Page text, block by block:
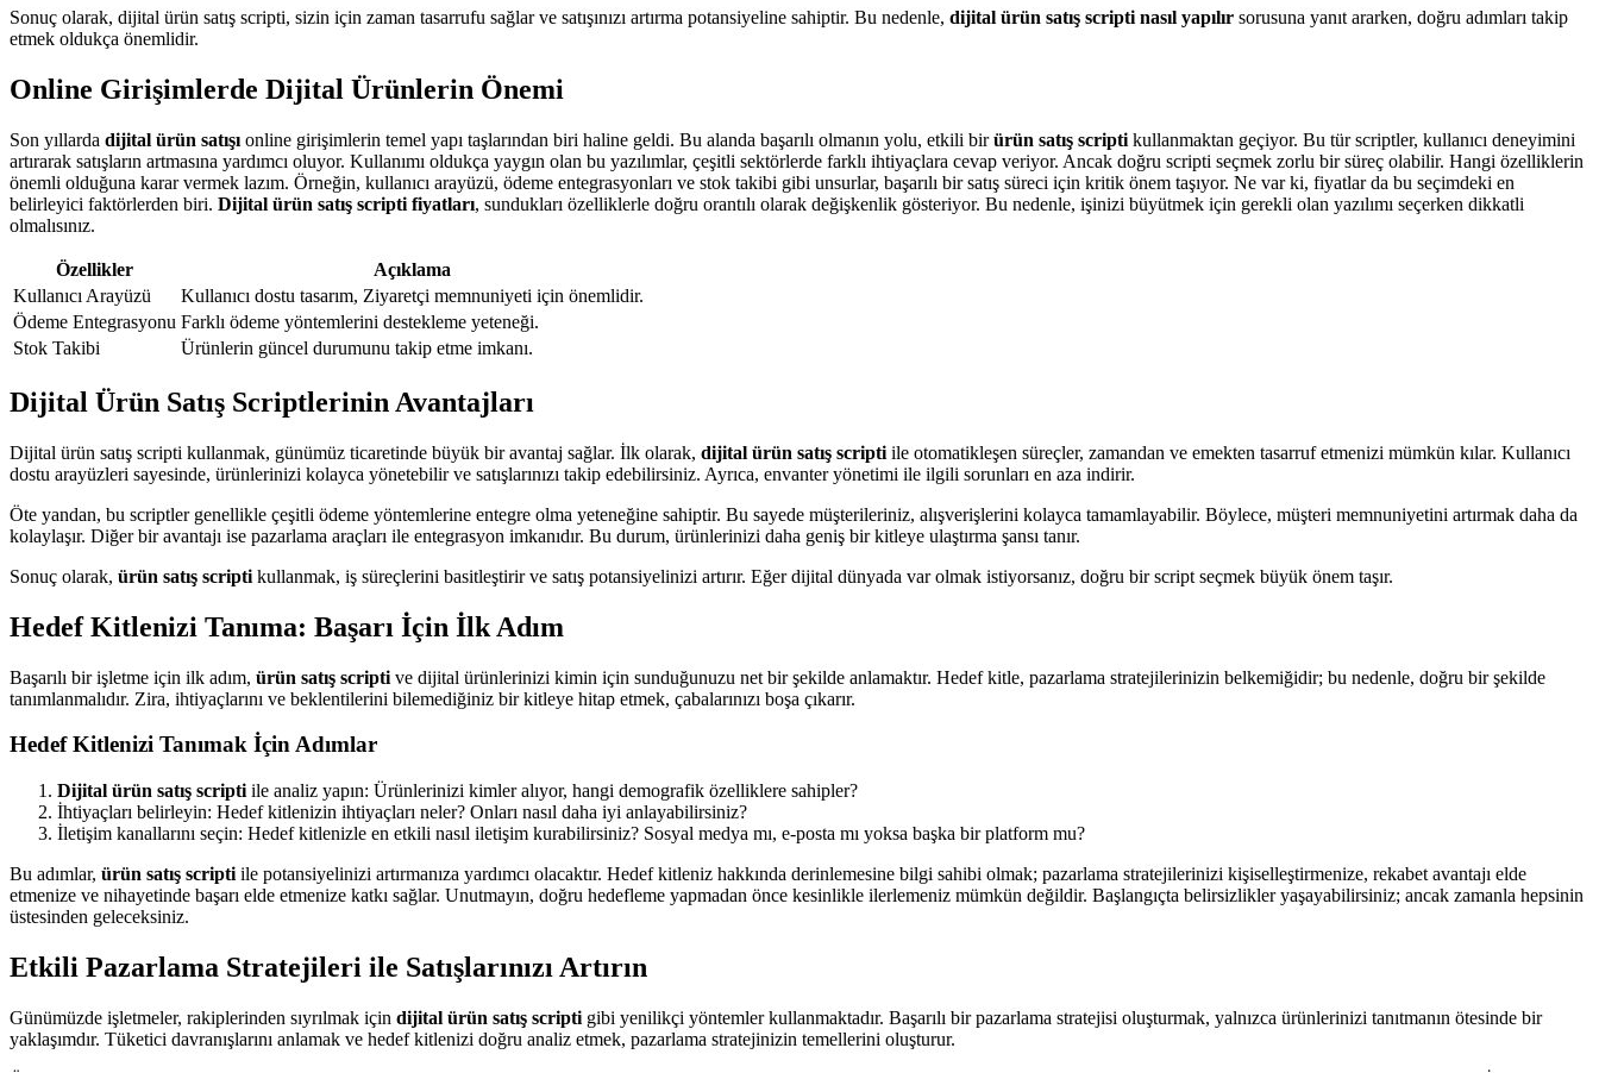
Sonuç olarak, dijital ürün satış scripti, sizin için zaman tasarrufu sağlar ve satışınızı artırma potansiyeline sahiptir. Bu nedenle, dijital ürün satış scripti nasıl yapılır sorusuna yanıt ararken, doğru adımları takip
etmek oldukça önemlidir.
Online Girişimlerde Dijital Ürünlerin Önemi
Son yıllarda dijital ürün satışı online girişimlerin temel yapı taşlarından biri haline geldi. Bu alanda başarılı olmanın yolu, etkili birürün satış scripti kullanmaktan geçiyor. Bu tür scriptler, kullanıcı deneyimini
artırarak satışların artmasına yardımcı oluyor. Kullanımı oldukça yaygın olan bu yazılımlar, çeşitli sektörlerde farklı ihtiyaçlara cevap veriyor. Ancak doğru scripti seçmek zorlu bir süreç olabilir. Hangi özelliklerin
önemli olduğuna karar vermek lazım. Örneğin, kullanıcı arayüzü, ödeme entegrasyonları ve stok takibi gibi unsurlar, başarılı bir satış süreci için kritik önem taşıyor. Ne var ki, fiyatlar da bu seçimdeki en
belirleyici faktörlerden biri. Dijital ürün satış scripti fiyatları, sundukları özelliklerle doğru orantılı olarak değişkenlik gösteriyor. Bu nedenle, işinizi büyütmek için gerekli olan yazılımı seçerken dikkatli
olmalısınız.
Özellikler
Açıklama
Kullanıcı Arayüzü
Kullanıcı dostu tasarım, Ziyaretçi memnuniyeti için önemlidir.
Ödeme Entegrasyonu Farklı ödeme yöntemlerini destekleme yeteneği.
Stok Takibi
Ürünlerin güncel durumunu takip etme imkanı.
Dijital Ürün Satış Scriptlerinin Avantajları
Dijital ürün satış scripti kullanmak, günümüz ticaretinde büyük bir avantaj sağlar. İlk olarak, dijital ürün satış scripti ile otomatikleşen süreçler, zamandan ve emekten tasarruf etmenizi mümkün kılar. Kullanıcı
dostu arayüzleri sayesinde, ürünlerinizi kolayca yönetebilir ve satışlarınızı takip edebilirsiniz. Ayrıca, envanter yönetimi ile ilgili sorunları en aza indirir.
Öte yandan, bu scriptler genellikle çeşitli ödeme yöntemlerine entegre olma yeteneğine sahiptir. Bu sayede müşterileriniz, alışverişlerini kolayca tamamlayabilir. Böylece, müşteri memnuniyetini artırmak daha da
kolaylaşır. Diğer bir avantajı ise pazarlama araçları ile entegrasyon imkanıdır. Bu durum, ürünlerinizi daha geniş bir kitleye ulaştırma şansı tanır.
Sonuç olarak, ürün satış scripti kullanmak, iş süreçlerini basitleştirir ve satış potansiyelinizi artırır. Eğer dijital dünyada var olmak istiyorsanız, doğru bir script seçmek büyük önem taşır.
Hedef Kitlenizi Tanıma: Başarı İçin İlk Adım
Başarılı bir işletme için ilk adım, ürün satış scripti ve dijital ürünlerinizi kimin için sunduğunuzu net bir şekilde anlamaktır. Hedef kitle, pazarlama stratejilerinizin belkemiğidir; bu nedenle, doğru bir şekilde
tanımlanmalıdır. Zira, ihtiyaçlarını ve beklentilerini bilemediğiniz bir kitleye hitap etmek, çabalarınızı boşa çıkarır.
Hedef Kitlenizi Tanımak İçin Adımlar
Dijital ürün satış scripti ile analiz yapın: Ürünlerinizi kimler alıyor, hangi demografik özelliklere sahipler?
İhtiyaçları belirleyin: Hedef kitlenizin ihtiyaçları neler? Onları nasıl daha iyi anlayabilirsiniz?
İletişim kanallarını seçin: Hedef kitlenizle en etkili nasıl iletişim kurabilirsiniz? Sosyal medya mı, e-posta mı yoksa başka bir platform mu?
Bu adımlar, ürün satış scripti ile potansiyelinizi artırmanıza yardımcı olacaktır. Hedef kitleniz hakkında derinlemesine bilgi sahibi olmak; pazarlama stratejilerinizi kişiselleştirmenize, rekabet avantajı elde
etmenize ve nihayetinde başarı elde etmenize katkı sağlar. Unutmayın, doğru hedefleme yapmadan önce kesinlikle ilerlemeniz mümkün değildir. Başlangıçta belirsizlikler yaşayabilirsiniz; ancak zamanla hepsinin
üstesinden geleceksiniz.
Etkili Pazarlama Stratejileri ile Satışlarınızı Artırın
Günümüzde işletmeler, rakiplerinden sıyrılmak için dijital ürün satış scripti gibi yenilikçi yöntemler kullanmaktadır. Başarılı bir pazarlama stratejisi oluşturmak, yalnızca ürünlerinizi tanıtmanın ötesinde bir
yaklaşımdır. Tüketici davranışlarını anlamak ve hedef kitlenizi doğru analiz etmek, pazarlama stratejinizin temellerini oluşturur.